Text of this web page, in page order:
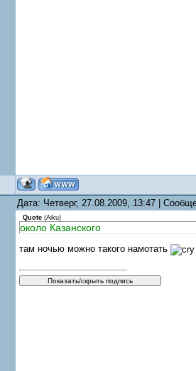
Дата: Четверг, 27.08.2009, 13:47 |
Quote (Aiku)
около Казанского
там ночью можно такого намотать